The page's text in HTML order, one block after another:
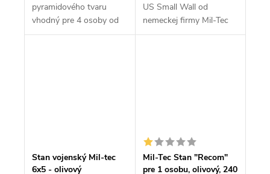
pyramidového tvaru
vhodný pre 4 osoby od
nemeckej preferovanej
US Small Wall od
nemeckej firmy Mil-Tec
vhodný pre vojakov,
Stan vojenský Mil-tec
6x5 - olivový
Mil-Tec Stan "Recom"
pre 1 osobu, olivový, 240